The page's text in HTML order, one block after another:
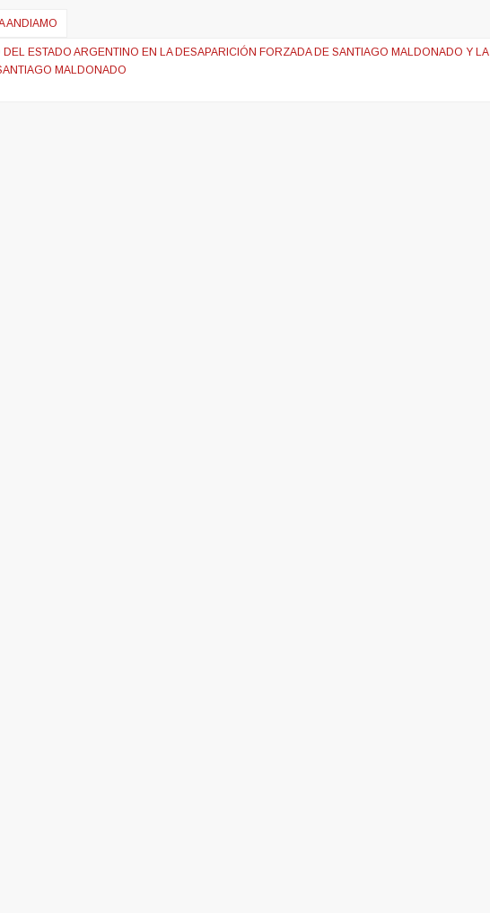
ANDIAMO
ESTADO ARGENTINO EN LA DESAPARICIÓN FORZADA DE SANTIAGO MALDONADO Y LA
MALDONADO